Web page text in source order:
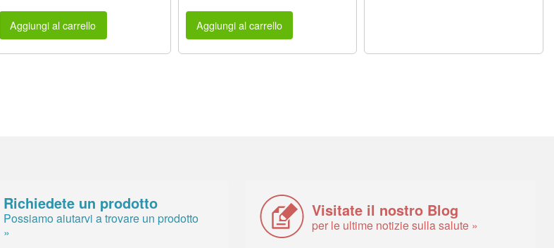
Aggiungi al carrello Aggiungi al carrello
Richiedete un prodotto
Possiamo aiutarvi a trovare un prodotto
»
Visitate il nostro Blog
per le ultime notizie sulla salute »